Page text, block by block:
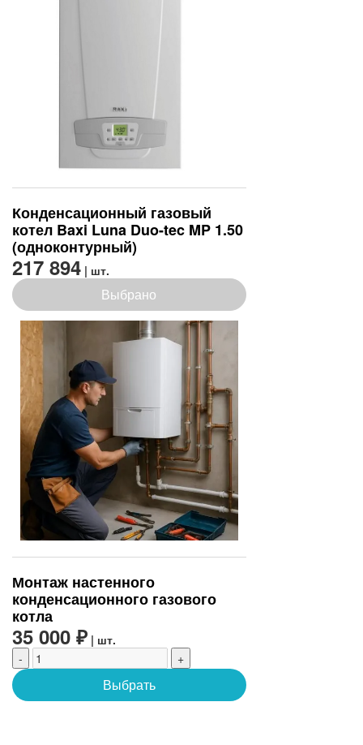
Конденсационный газовый
котел Baxi Luna Duo-tec MP 1.50
(одноконтурный)
217 894 | шт.
Выбрано
Монтаж настенного
конденсационного газового
котла
35 000 ₽ | шт.
-
+
Выбрать